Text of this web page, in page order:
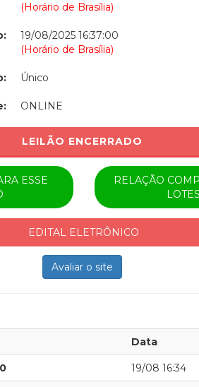
(Horário de Brasília)
19/08/2025 16:37:00
(Horário de Brasília)
Único
ONLINE
LEILÃO ENCERRADO
ESSE
RELAÇÃO
LOTES
EDITAL ELETRÔNICO
Avaliar o site
Data
19/08 16:34